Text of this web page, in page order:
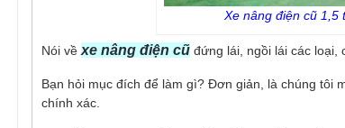
Xe nâng điện cũ 1,5
Nói về xe nâng điện cũđứng lái, ngồi lái các loại,
Bạn hỏi mục đích để làm gì? Đơn giản, là chúng tôi
chính xác.